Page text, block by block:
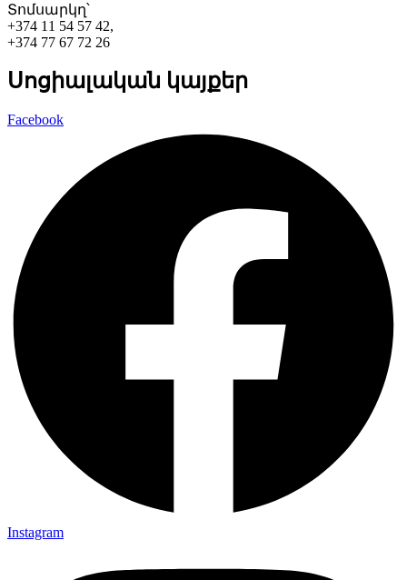
Տոմսարկղ՝
+374 11 54 57 42,
+374 77 67 72 26
Սոցիալական կայքեր
Facebook
Instagram